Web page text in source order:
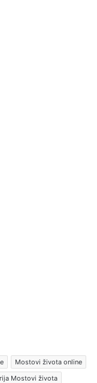
Mostovi života online
Mostovi života